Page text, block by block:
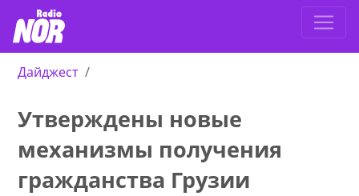
Дайджест
Утверждены новые
механизмы получения
гражданства Грузии